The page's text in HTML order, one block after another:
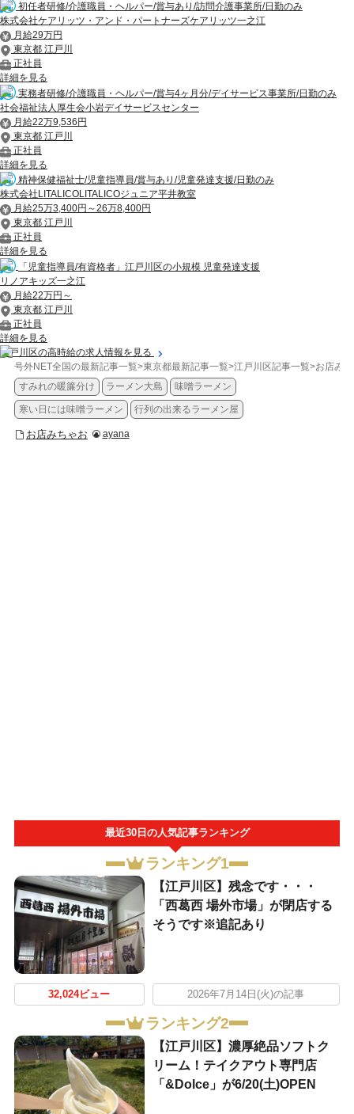
初任者研修/介護職員・ヘルパー/賞与あり/訪問介護事業所/日勤のみ
株式会社ケアリッツ・アンド・パートナーズケアリッツ一之江
月給29万円
東京都 江戸川
正社員
詳細を見る
実務者研修/介護職員・ヘルパー/賞与4ヶ月分/デイサービス事業所/日勤のみ
社会福祉法人厚生会小岩デイサービスセンター
月給22万9,536円
東京都 江戸川
正社員
詳細を見る
精神保健福祉士/児童指導員/賞与あり/児童発達支援/日勤のみ
株式会社LITALICOLITALICOジュニア平井教室
月給25万3,400円～26万8,400円
東京都 江戸川
正社員
詳細を見る
「児童指導員/有資格者」江戸川区の小規模 児童発達支援
リノアキッズ一之江
月給22万円～
東京都 江戸川
正社員
詳細を見る
江戸川区の高時給の求人情報を見る
号外NET全国の最新記事一覧>東京都最新記事一覧>江戸川区記事一覧>お店み
すみれの暖簾分け
ラーメン大島 味噌ラーメン
寒い日には味噌ラーメン 行列の出来るラーメン屋
お店みちゃお ayana
最近30日の人気記事ランキング
ランキング1
【江戸川区】残念です・・・
「西葛西 場外市場」が閉店する
そうです※追記あり
32,024ビュー 2026年7月14日(火)の記事
ランキング2
【江戸川区】濃厚絶品ソフトク
リーム！テイクアウト専門店
「&Dolce」が6/20(土)OPEN